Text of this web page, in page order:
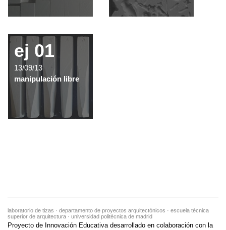
ej 01
13/09/13
manipulación libre
laboratorio de tizas · departamento de proyectos arquitectónicos · escuela técnica
superior de arquitectura · universidad politécnica de madrid
Proyecto de Innovación Educativa desarrollado en colaboración con la